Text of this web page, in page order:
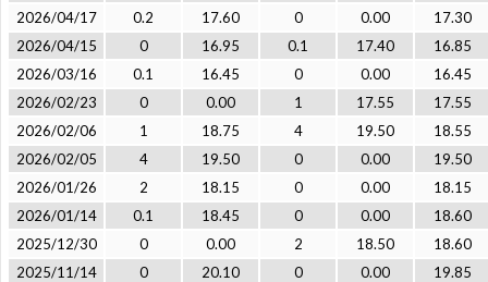
2026/04/17
0.2 17.60 0 0.00
17.30
2026/04/15
0 16.95 0.1 17.40
16.85
2026/03/16
0.1 16.45 0 0.00
16.45
2026/02/23
0 0.00 1 17.55
17.55
2026/02/06
1 18.75 4 19.50
18.55
2026/02/05
4 19.50 0 0.00
19.50
2026/01/26
2 18.15 0 0.00
18.15
2026/01/14
0.1 18.45 0 0.00
18.60
2025/12/30
0 0.00 2 18.50
18.60
2025/11/14
0 20.10 0 0.00
19.85